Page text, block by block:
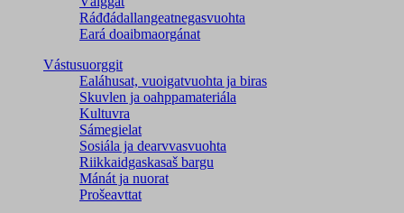
Ráđđádallangeatnegas­vuohta
Eará doaibmaorgánat
Vástusuorggit
Ealáhusat, vuoigatvuohta ja biras
Skuvlen ja oahppamateriála
Kultuvra
Sámegielat
Sosiála ja dearvvasvuohta
Riikkaidgaskasaš bargu
Mánát ja nuorat
Prošeavttat